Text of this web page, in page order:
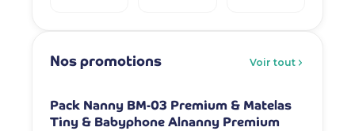
Nos promotions Voir tout
Pack Nanny BM-03 Premium & Matelas
Tiny & Babyphone Alnanny Premium